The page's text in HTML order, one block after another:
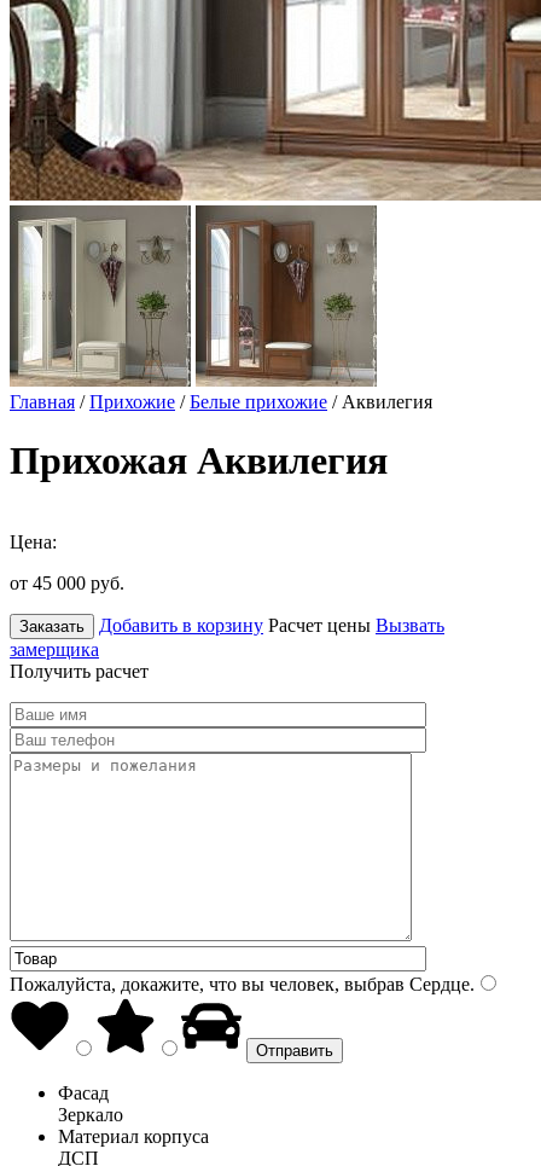
Главная /Прихожие /Белые прихожие / Аквилегия
Прихожая Аквилегия
Цена:
от 45 000 руб.
Заказать Добавить в корзину Расчет цены Вызвать
замерщика
Получить расчет
Пожалуйста, докажите, что вы человек, выбрав Сердце.
Фасад
Зеркало
Материал корпуса
ДСП